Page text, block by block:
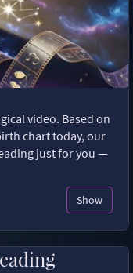
video. Based on
chart today, our
just for you —
Show